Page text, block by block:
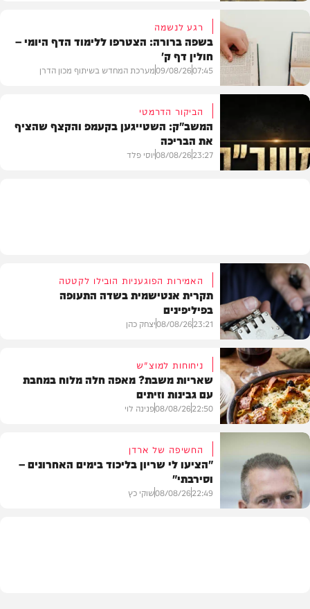
חדשות
בית המדרש
רגע לנשמה
בשפה ברורה: הצטרפו ללימוד הדף היומי –
חולין דף ק'
07:45
09/08/26מערכת המחדש בשיתוף מכון הדרן
הביקור הדרמטי
המשב"ק: השטייגען בקעמפ והקצף שהציף
את הבריכה
23:27
08/08/26יוסי פלד
חדשות
האמירות הפוגעניות הובילו לקטטה
תקרית אנטישמית בשדה התעופה
בפיליפינים
23:21
08/08/26יצחק כהן
מתכונים
ניחוחות למוצ"ש
שאריות משבת? מאפה חלה מלוח במחבת
עם גבינות וזיתים
22:50
08/08/26פנינה לוי
החשיפה של ארדן
"הציעו לי שריון בליכוד בימים האחרונים –
וסירבתי"
22:49
08/08/26שוקי כץ